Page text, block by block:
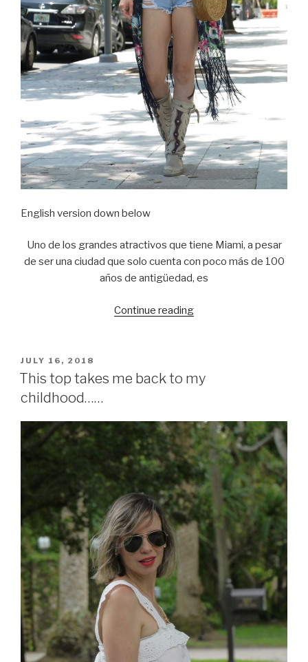
English version down below
Uno de los grandes atractivos que tiene Miami, a pesar
de ser una ciudad que solo cuenta con poco más de 100
años de antigüedad, es
Continue reading
POSTED
ON
JULY 16, 2018
This top takes me back to my
childhood……